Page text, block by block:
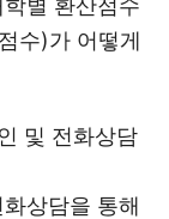
별 환산점수
수)가 어떻게
및 전화상담
상담을 통해